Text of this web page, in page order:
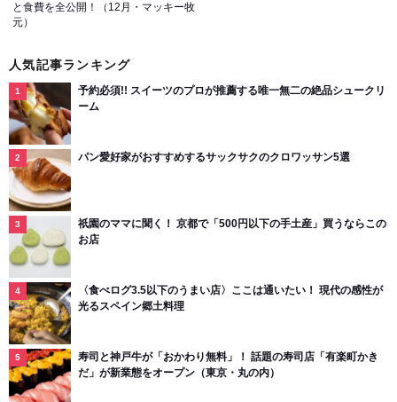
と食費を全公開！（12月・マッキー牧
元）
人気記事ランキング
予約必須!! スイーツのプロが推薦する唯一無二の絶品シュークリ
ーム
パン愛好家がおすすめするサックサクのクロワッサン5選
祇園のママに聞く！ 京都で「500円以下の手土産」買うならこの
お店
〈食べログ3.5以下のうまい店〉ここは通いたい！ 現代の感性が
光るスペイン郷土料理
寿司と神戸牛が「おかわり無料」！ 話題の寿司店「有楽町かき
だ」が新業態をオープン（東京・丸の内）